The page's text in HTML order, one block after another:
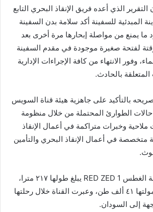
الذي أعده فريق الإنقاذ البحري التابع
المبدئية للسفينة أكد سلامة بدن السفينة
يمنع من مواصلة إبحارها مرة أخرى بعد
لفتحة صغيرة موجودة في مقدم السفينة
الانتهاء من كافة الإجراءات الإدارية
بالحادث.
بالتأكيد على جاهزية هيئة قناة السويس
حالات الطوارئ المحتملة من خلال منظومة
ملاحية وخبرات متراكمة في أعمال الإنقاذ
متخصصة في أعمال الإنقاذ البحري والتأمين
جدير بالذكر، أن سفينة الغطس RED ZED 1 يبلغ طولها ٢١٧ مترا،
وعرضها ٤٣ مترا، وحمولتها ٤١ ألف طن، وعبرت القناة خلال رحلتها
إلى السودان.